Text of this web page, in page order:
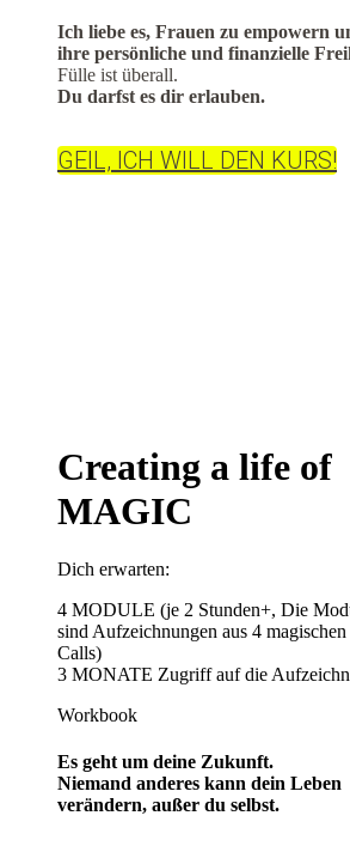
Ich liebe es, Frauen zu empowern
ihre persönliche und finanzielle
Fülle ist überall.
Du darfst es dir erlauben.
GEIL, ICH WILL DEN KURS!
Creating a life of
MAGIC
Dich erwarten:
4 MODULE (je 2 Stunden+, Die
sind Aufzeichnungen aus 4
Calls)
3 MONATE Zugriff auf die
Workbook
Es geht um deine Zukunft.
Niemand anderes kann dein Leben
verändern, außer du selbst.